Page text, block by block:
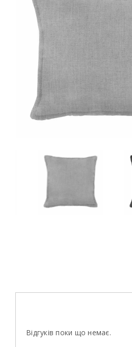
Відгуків поки що немає.